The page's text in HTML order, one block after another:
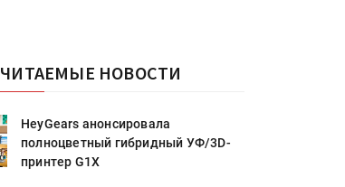
НОВОСТИ
HeyGears анонсировала
полноцветный гибридный УФ/3D-
принтер G1X